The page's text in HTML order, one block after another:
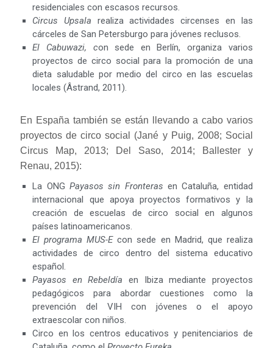
residenciales con escasos recursos.
Circus Upsala realiza actividades circenses en las
cárceles de San Petersburgo para jóvenes reclusos.
El Cabuwazi, con sede en Berlín, organiza varios
proyectos de circo social para la promoción de una
dieta saludable por medio del circo en las escuelas
locales (Âstrand, 2011).
En España también se están llevando a cabo varios
proyectos de circo social (Jané y Puig, 2008; Social
Circus Map, 2013; Del Saso, 2014; Ballester y
Renau, 2015):
La ONGPayasos sin Fronteras en Cataluña, entidad
internacional que apoya proyectos formativos y la
creación de escuelas de circo social en algunos
países latinoamericanos.
El programa MUS-Econ sede en Madrid, que realiza
actividades de circo dentro del sistema educativo
español.
Payasos en Rebeldía en Ibiza mediante proyectos
pedagógicos para abordar cuestiones como la
prevención del VIH con jóvenes o el apoyo
extraescolar con niños.
Circo en los centros educativos y penitenciarios de